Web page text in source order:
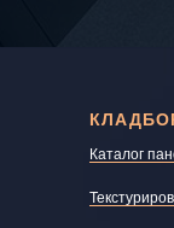
Каталог